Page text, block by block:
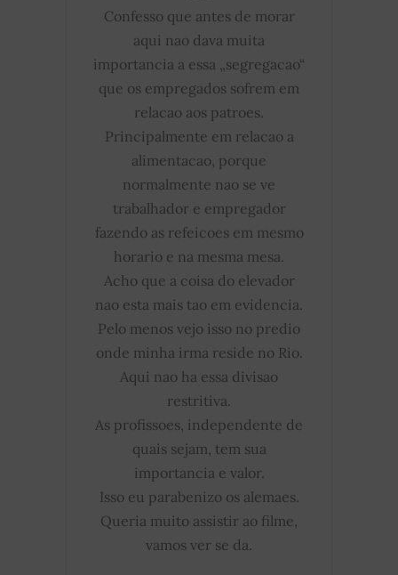
Confesso que antes de morar
aqui nao dava muita
importancia a essa „segregacao“
que os empregados sofrem em
relacao aos patroes.
Principalmente em relacao a
alimentacao, porque
normalmente nao se ve
trabalhador e empregador
fazendo as refeicoes em mesmo
horario e na mesma mesa.
Acho que a coisa do elevador
nao esta mais tao em evidencia.
Pelo menos vejo isso no predio
onde minha irma reside no Rio.
Aqui nao ha essa divisao
restritiva.
As profissoes, independente de
quais sejam, tem sua
importancia e valor.
Isso eu parabenizo os alemaes.
Queria muito assistir ao filme,
vamos ver se da.